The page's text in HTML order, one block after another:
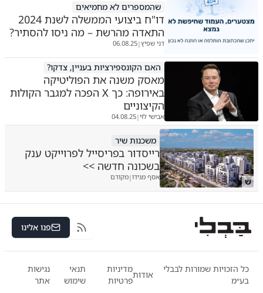
שהמספרים לא מחמיאים
דו"ח ביצועי הממשלה לשנת 2024
התאדה מהרשת – מה ניסו להסתיר?
דני שפיץ|
06.08.25
האם הקונספירציות בעניין, צדקו?
מאסק משנה את הפוליטיקה
באירופה: כך X הפכה למגבר הקולות
הקיצוניים
אבישי לוי|
04.08.25
ש
משכנות שיר
רייסדור בפריסייל לפרוייקט ענק
בשכונה חדשה >>
אסף מגידו|מקודם
RSS פנו אלינו
כל הזכויות שמורות לבבלי
בע״מ
אודות
מדיניות
פרטיות
תנאי
שימוש
נגישות
אתר